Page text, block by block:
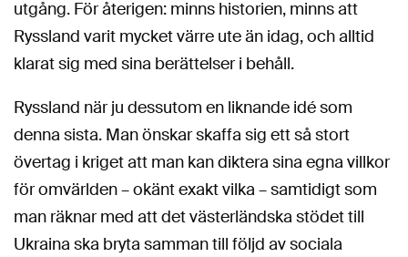
utgång. För återigen: minns historien, minns att
Ryssland varit mycket värre ute än idag, och alltid
klarat sig med sina berättelser i behåll.
Ryssland när ju dessutom en liknande idé som
denna sista. Man önskar skaffa sig ett så stort
övertag i kriget att man kan diktera sina egna villkor
för omvärlden – okänt exakt vilka – samtidigt som
man räknar med att det västerländska stödet till
Ukraina ska bryta samman till följd av sociala